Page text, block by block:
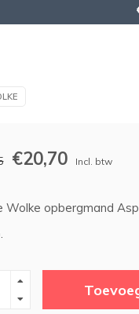
€20,70 Incl. btw
Wolke opbergmand